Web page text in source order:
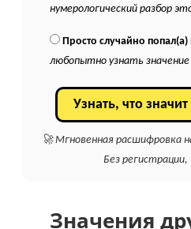
нумерологический разбор
Просто случайно попал(а)
любопытно узнать значение
Узнать, что
🚀 Мгновенная расшифровка
Без
Значения